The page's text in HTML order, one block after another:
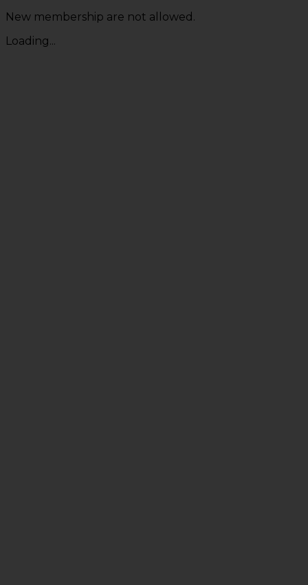
New membership are not allowed.
Loading...